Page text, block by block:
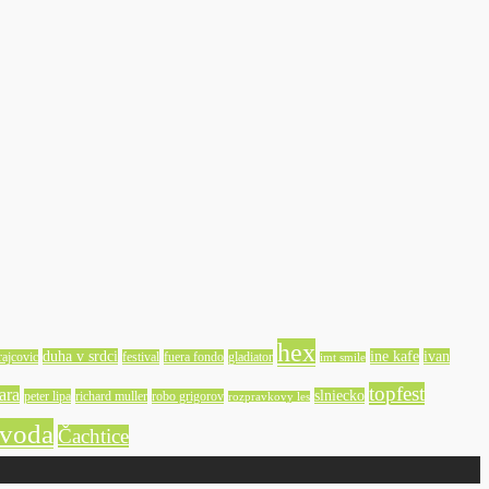
duha v srdci festival fuera fondo gladiator hex imt smile ine kafe ivan
peter lipa richard muller robo grigorov rozpravkovy les slniecko topfest
Čachtice